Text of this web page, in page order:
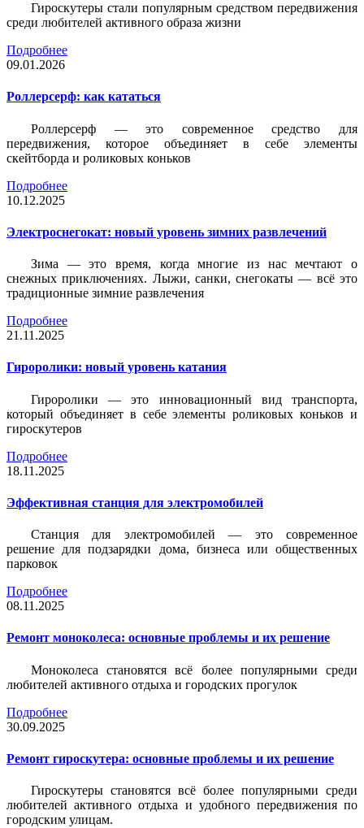
Гироскутеры стали популярным средством передвижения
среди любителей активного образа жизни
Подробнее
09.01.2026
Роллерсерф: как кататься
Роллерсерф — это современное средство для
передвижения, которое объединяет в себе элементы
скейтборда и роликовых коньков
Подробнее
10.12.2025
Электроснегокат: новый уровень зимних развлечений
Зима — это время, когда многие из нас мечтают о
снежных приключениях. Лыжи, санки, снегокаты — всё это
традиционные зимние развлечения
Подробнее
21.11.2025
Гироролики: новый уровень катания
Гироролики — это инновационный вид транспорта,
который объединяет в себе элементы роликовых коньков и
гироскутеров
Подробнее
18.11.2025
Эффективная станция для электромобилей
Станция для электромобилей — это современное
решение для подзарядки дома, бизнеса или общественных
парковок
Подробнее
08.11.2025
Ремонт моноколеса: основные проблемы и их решение
Моноколеса становятся всё более популярными среди
любителей активного отдыха и городских прогулок
Подробнее
30.09.2025
Ремонт гироскутера: основные проблемы и их решение
Гироскутеры становятся всё более популярными среди
любителей активного отдыха и удобного передвижения по
городским улицам.